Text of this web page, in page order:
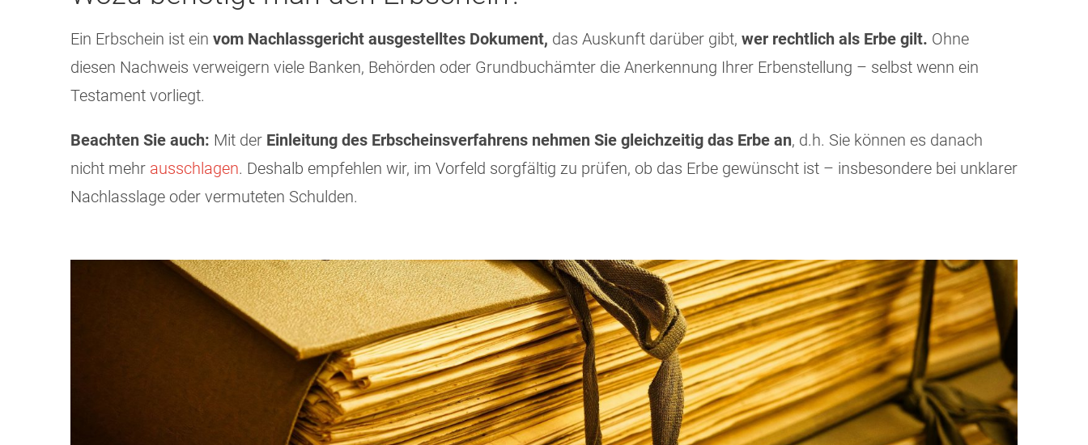
Ein Erbschein ist ein vom Nachlassgericht ausgestelltes Dokument, das Auskunft darüber gibt, wer rechtlich als Erbe gilt. Ohne
diesen Nachweis verweigern viele Banken, Behörden oder Grundbuchämter die Anerkennung Ihrer Erbenstellung – selbst wenn ein
Testament vorliegt.
Beachten Sie auch: Mit der Einleitung des Erbscheinsverfahrens nehmen Sie gleichzeitig das Erbe an, d.h. Sie können es danach
nicht mehr ausschlagen. Deshalb empfehlen wir, im Vorfeld sorgfältig zu prüfen, ob das Erbe gewünscht ist – insbesondere bei unklarer
Nachlasslage oder vermuteten Schulden.